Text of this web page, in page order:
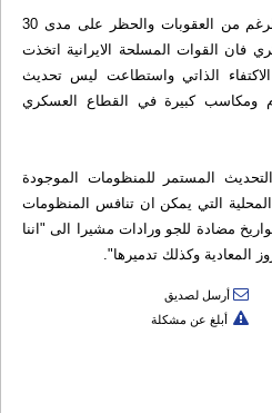
واضاف العميد ميقاتي انه على الرغم من العقوبات والحظر على مدى 30
فان القوات المسلحة الايرانية اتخذت
الذاتي واستطاعت ليس تحديث
ومكاسب كبيرة في القطاع العسكري
المستمر للمنظومات الموجودة
التي يمكن ان تنافس المنظومات
مضادة للجو ورادات مشيرا الى "اننا
المعادية وكذلك تدميرها".
أرسل لصديق
أبلغ عن مشكلة